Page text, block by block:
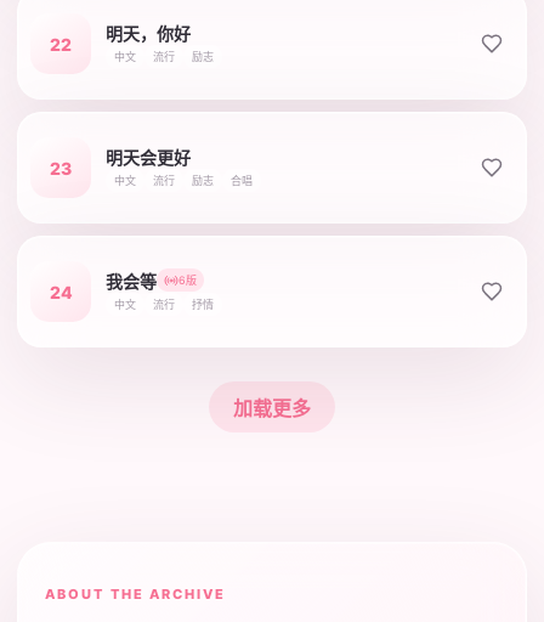
22
明天，你好
中文 流行 励志
23
明天会更好
中文 流行 励志 合唱
24
我会等
6版
中文
流行 抒情
加载更多
ABOUT THE ARCHIVE